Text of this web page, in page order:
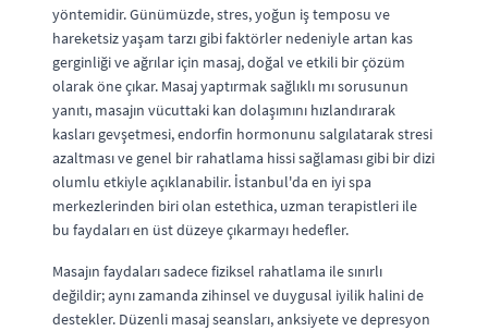
yöntemidir. Günümüzde, stres, yoğun iş temposu ve
hareketsiz yaşam tarzı gibi faktörler nedeniyle artan kas
gerginliği ve ağrılar için masaj, doğal ve etkili bir çözüm
olarak öne çıkar. Masaj yaptırmak sağlıklı mı sorusunun
yanıtı, masajın vücuttaki kan dolaşımını hızlandırarak
kasları gevşetmesi, endorfin hormonunu salgılatarak stresi
azaltması ve genel bir rahatlama hissi sağlaması gibi bir dizi
olumlu etkiyle açıklanabilir. İstanbul'da en iyi spa
merkezlerinden biri olan estethica, uzman terapistleri ile
bu faydaları en üst düzeye çıkarmayı hedefler.
Masajın faydaları sadece fiziksel rahatlama ile sınırlı
değildir; aynı zamanda zihinsel ve duygusal iyilik halini de
destekler. Düzenli masaj seansları, anksiyete ve depresyon